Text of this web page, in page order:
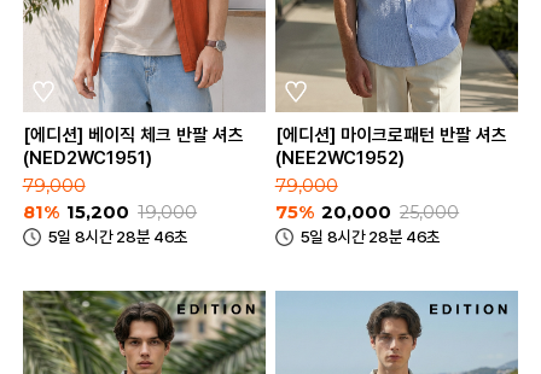
[에디션] 베이직 체크 반팔 셔츠
(NED2WC1951)
79,000
81% 15,200 19,000
5일 8시간 28분 46초
[에디션] 마이크로패턴 반팔 셔츠
(NEE2WC1952)
79,000
75% 20,000 25,000
5일 8시간 28분 46초